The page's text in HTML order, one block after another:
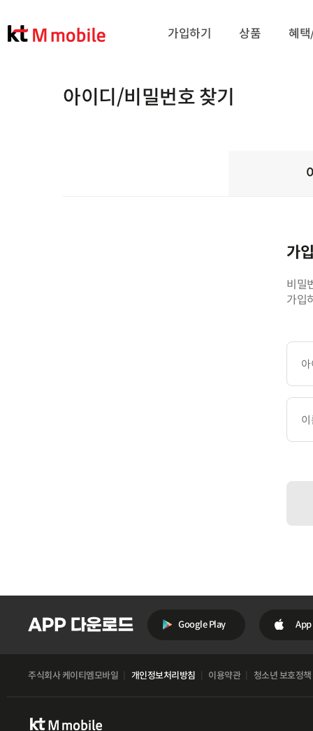
가입하기 상품 혜
아이디/비밀번호 찾기
가
비밀
가입
아이
이름
Google Play
주식회사 케이티엠모바일 개인정보처리방침 이용약관 청소년 보호정책